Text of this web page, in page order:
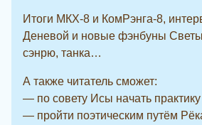
Итоги МКХ-8 и КомРэнга-8,
Деневой и новые фэнбуны Светы
сэнрю, танка…
А также читатель сможет:
— по совету Исы начать
— пройти поэтическим путём